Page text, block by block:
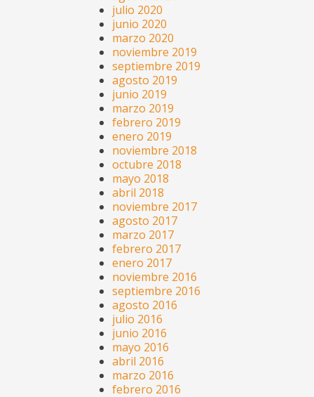
julio 2020
junio 2020
marzo 2020
noviembre 2019
septiembre 2019
agosto 2019
junio 2019
marzo 2019
febrero 2019
enero 2019
noviembre 2018
octubre 2018
mayo 2018
abril 2018
noviembre 2017
agosto 2017
marzo 2017
febrero 2017
enero 2017
noviembre 2016
septiembre 2016
agosto 2016
julio 2016
junio 2016
mayo 2016
abril 2016
marzo 2016
febrero 2016